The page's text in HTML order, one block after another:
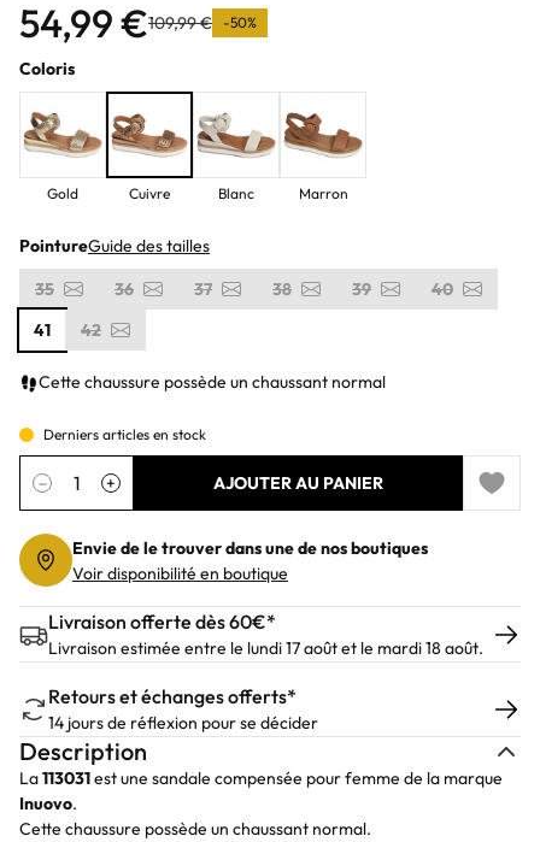
54,99 €109,99 € -50%
Coloris
Gold Cuivre Blanc Marron
PointureGuide des tailles
35
36 37 38 39
40
41
42
Cette chaussure possède un chaussant normal
Derniers articles en stock
Quantité
− + AJOUTER AU PANIER
Add to
Envie de le trouver dans une de nos boutiques
Voir disponibilité en boutique
Livraison offerte dès 60€*
Livraison estimée entre le lundi 17 août et le mardi 18 août.
Retours et échanges offerts*
14 jours de réflexion pour se décider
Description
La113031est une sandale compensée pour femme de la marque
Inuovo.
Cette chaussure possède un chaussant normal.